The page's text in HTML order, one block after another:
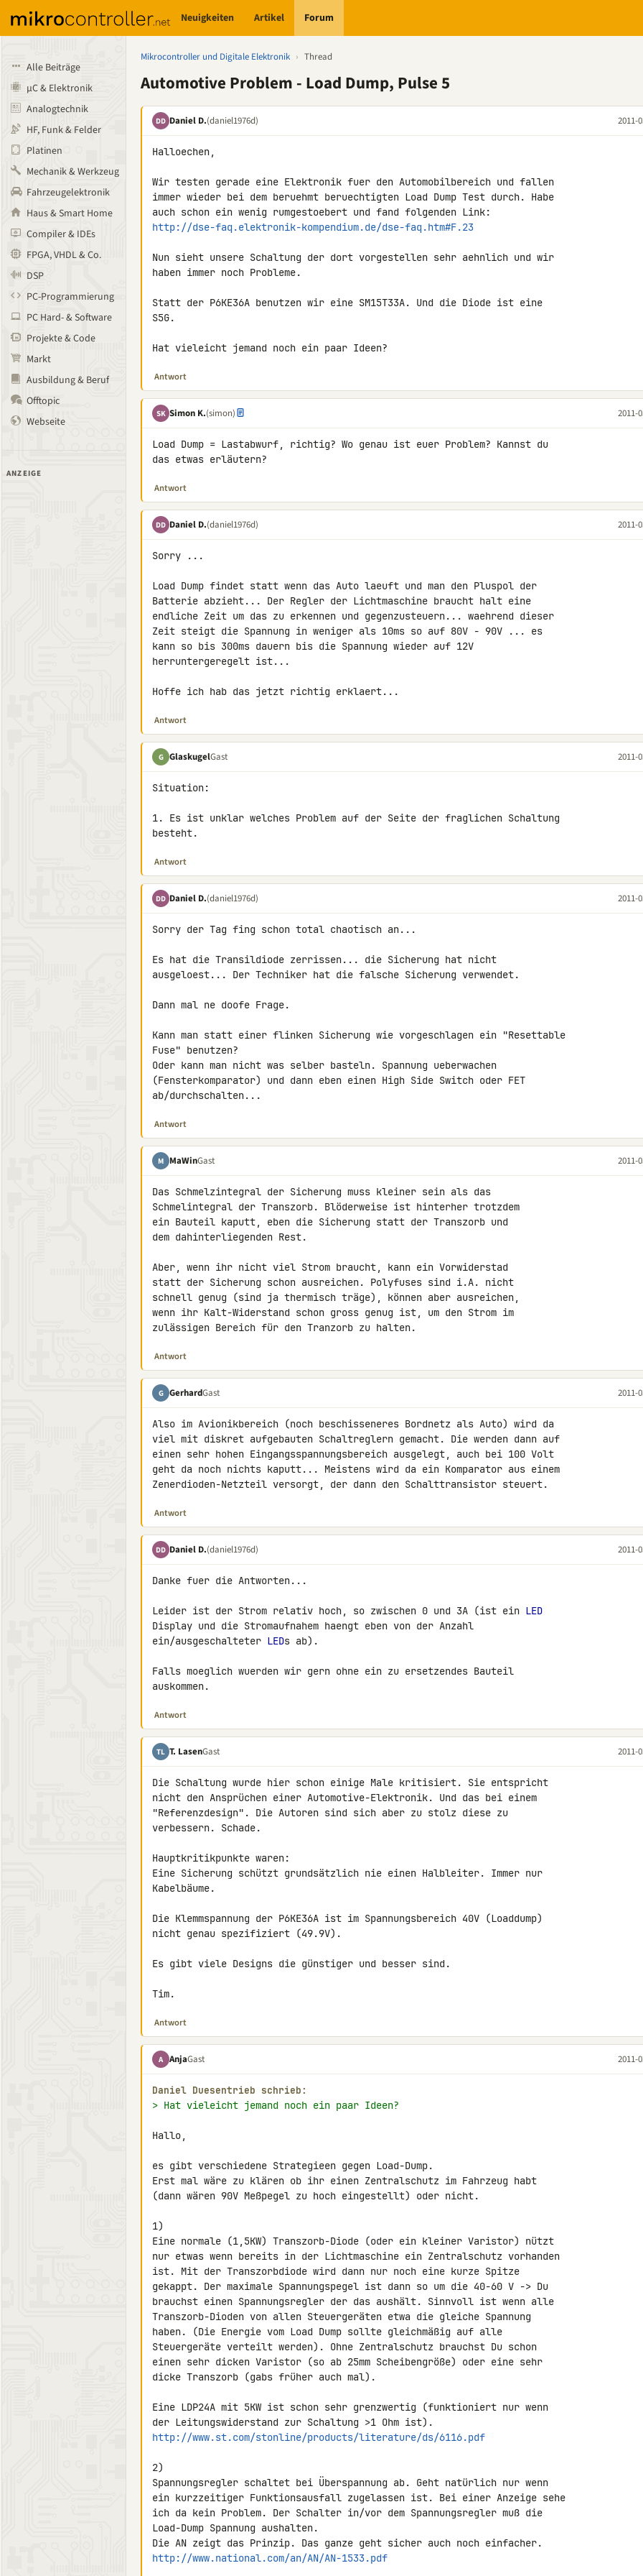
Neuigkeiten Artikel Forum
Alle Beiträge
µC & Elektronik
Analogtechnik
HF, Funk & Felder
Platinen
Mechanik & Werkzeug
Fahrzeugelektronik
Haus & Smart Home
Compiler & IDEs
FPGA, VHDL & Co.
DSP
PC-Programmierung
PC Hard- & Software
Projekte & Code
Markt
Ausbildung & Beruf
Offtopic
Webseite
ANZEIGE
Mikrocontroller und Digitale Elektronik › Thread
Automotive Problem - Load Dump, Pulse 5
DD Daniel D.(daniel1976d) 2011-
Halloechen,
Wir testen gerade eine Elektronik fuer den Automobilbereich und fallen
immer wieder bei dem beruehmt beruechtigten Load Dump Test durch. Habe
http://dse-faq.elektronik-kompendium.de/dse-faq.htm#F.23
Nun sieht unsere Schaltung der dort vorgestellen sehr aehnlich und wir
haben immer noch Probleme.
Statt der P6KE36A benutzen wir eine SM15T33A. Und die Diode ist eine
S5G.
Hat vieleicht jemand noch ein paar Ideen?
Antwort
SK Simon K.(simon) 2011-
Load Dump = Lastabwurf, richtig? Wo genau ist euer Problem? Kannst du
das etwas erläutern?
Antwort
DD Daniel D.(daniel1976d) 2011-
Sorry ...
Load Dump findet statt wenn das Auto laeuft und man den Pluspol der
Batterie abzieht... Der Regler der Lichtmaschine braucht halt eine
endliche Zeit um das zu erkennen und gegenzusteuern... waehrend dieser
Zeit steigt die Spannung in weniger als 10ms so auf 80V - 90V ... es
kann so bis 300ms dauern bis die Spannung wieder auf 12V
herruntergeregelt ist...
Hoffe ich hab das jetzt richtig erklaert...
Antwort
G GlaskugelGast 2011-
Situation:
1. Es ist unklar welches Problem auf der Seite der fraglichen Schaltung
besteht.
Antwort
DD Daniel D.(daniel1976d) 2011-
Sorry der Tag fing schon total chaotisch an...
Es hat die Transildiode zerrissen... die Sicherung hat nicht
ausgeloest... Der Techniker hat die falsche Sicherung verwendet.
Dann mal ne doofe Frage.
Kann man statt einer flinken Sicherung wie vorgeschlagen ein "Resettable
Fuse" benutzen?
Oder kann man nicht was selber basteln. Spannung ueberwachen
(Fensterkomparator) und dann eben einen High Side Switch oder FET
ab/durchschalten...
Antwort
M MaWinGast 2011-
Das Schmelzintegral der Sicherung muss kleiner sein als das
Schmelintegral der Transzorb. Blöderweise ist hinterher trotzdem
ein Bauteil kaputt, eben die Sicherung statt der Transzorb und
dem dahinterliegenden Rest.
Aber, wenn ihr nicht viel Strom braucht, kann ein Vorwiderstad
statt der Sicherung schon ausreichen. Polyfuses sind i.A. nicht
schnell genug (sind ja thermisch träge), können aber ausreichen,
wenn ihr Kalt-Widerstand schon gross genug ist, um den Strom im
zulässigen Bereich für den Tranzorb zu halten.
Antwort
G GerhardGast 2011-
Also im Avionikbereich (noch beschisseneres Bordnetz als Auto) wird da
viel mit diskret aufgebauten Schaltreglern gemacht. Die werden dann auf
einen sehr hohen Eingangsspannungsbereich ausgelegt, auch bei 100 Volt
geht da noch nichts kaputt... Meistens wird da ein Komparator aus einem
Zenerdioden-Netzteil versorgt, der dann den Schalttransistor steuert.
Antwort
DD Daniel D.(daniel1976d) 2011-
Danke fuer die Antworten...
Leider ist der Strom relativ hoch, so zwischen 0 und 3A (ist ein LED
Display und die Stromaufnahem haengt eben von der Anzahl
ein/ausgeschalteter LEDs ab).
Falls moeglich wuerden wir gern ohne ein zu ersetzendes Bauteil
auskommen.
Antwort
TL T. LasenGast 2011-
Die Schaltung wurde hier schon einige Male kritisiert. Sie entspricht
nicht den Ansprüchen einer Automotive-Elektronik. Und das bei einem
"Referenzdesign". Die Autoren sind sich aber zu stolz diese zu
verbessern. Schade.
Hauptkritikpunkte waren:
Eine Sicherung schützt grundsätzlich nie einen Halbleiter. Immer nur
Kabelbäume.
Die Klemmspannung der P6KE36A ist im Spannungsbereich 40V (Loaddump)
nicht genau spezifiziert (49.9V).
Es gibt viele Designs die günstiger und besser sind.
Tim.
Antwort
A AnjaGast 2011-
Daniel Duesentrieb schrieb:
> Hat vieleicht jemand noch ein paar Ideen?
Hallo,
es gibt verschiedene Strategieen gegen Load-Dump.
Erst mal wäre zu klären ob ihr einen Zentralschutz im Fahrzeug habt
(dann wären 90V Meßpegel zu hoch eingestellt) oder nicht.
1)
Eine normale (1,5KW) Transzorb-Diode (oder ein kleiner Varistor) nützt
nur etwas wenn bereits in der Lichtmaschine ein Zentralschutz vorhanden
ist. Mit der Transzorbdiode wird dann nur noch eine kurze Spitze
gekappt. Der maximale Spannungspegel ist dann so um die 40-60 V -> Du
brauchst einen Spannungsregler der das aushält. Sinnvoll ist wenn alle
Transzorb-Dioden von allen Steuergeräten etwa die gleiche Spannung
haben. (Die Energie vom Load Dump sollte gleichmäßig auf alle
Steuergeräte verteilt werden). Ohne Zentralschutz brauchst Du schon
einen sehr dicken Varistor (so ab 25mm Scheibengröße) oder eine sehr
dicke Transzorb (gabs früher auch mal).
Eine LDP24A mit 5KW ist schon sehr grenzwertig (funktioniert nur wenn
http://www.st.com/stonline/products/literature/ds/6116.pdf
2)
Spannungsregler schaltet bei Überspannung ab. Geht natürlich nur wenn
ein kurzzeitiger Funktionsausfall zugelassen ist. Bei einer Anzeige sehe
ich da kein Problem. Der Schalter in/vor dem Spannungsregler muß die
Load-Dump Spannung aushalten.
http://www.national.com/an/AN/AN-1533.pdf